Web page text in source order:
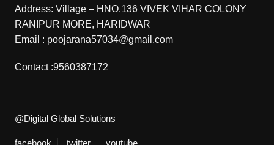
Address: Village – HNO.136 VIVEK VIHAR COLONY
RANIPUR MORE, HARIDWAR
Email : poojarana57034@gmail.com
Contact :9560387172
@Digital Global Solutions
facebook twitter youtube